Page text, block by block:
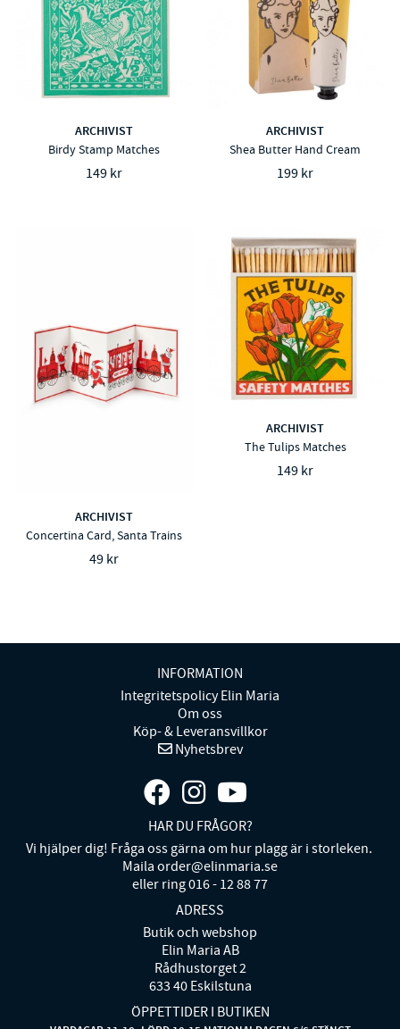
ARCHIVIST
Birdy Stamp Matches
149 kr
ARCHIVIST
Shea Butter Hand Cream
199 kr
ARCHIVIST
Concertina Card, Santa Trains
49 kr
ARCHIVIST
The Tulips Matches
149 kr
INFORMATION
Integritetspolicy Elin Maria
Om oss
Köp- & Leveransvillkor
Nyhetsbrev
HAR DU FRÅGOR?
Vi hjälper dig! Fråga oss gärna om hur plagg är i storleken.
Maila order@elinmaria.se
eller ring 016 - 12 88 77
ADRESS
Butik och webshop
Elin Maria AB
Rådhustorget 2
633 40 Eskilstuna
ÖPPETTIDER I BUTIKEN